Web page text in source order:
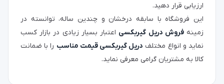
ارزیابی قرار دهید.
این فروشگاه با سابقه درخشان و چندین ساله، توانسته در
زمینهفروش دریل گیربکسی اعتبار بسیار زیادی در بازار کسب
نماید و انواع مختلف دریل گیربکسی قیمت مناسب را با ضمانت
کالا به مشتریان گرامی معرفی نماید.